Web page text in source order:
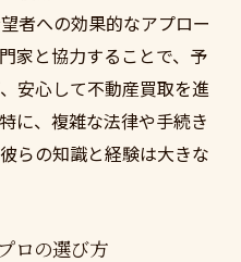
者への効果的なアプロー
家と協力することで、予
安心して不動産買取を進
に、複雑な法律や手続き
らの知識と経験は大きな
ロの選び方